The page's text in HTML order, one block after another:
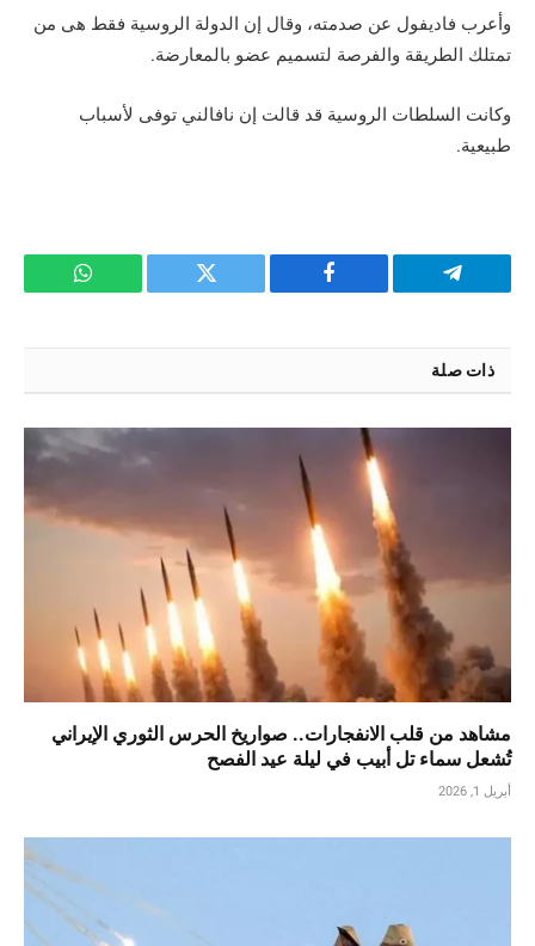
وأعرب فاديفول عن صدمته، وقال إن الدولة الروسية فقط هى من
تمتلك الطريقة والفرصة لتسميم عضو بالمعارضة.
وكانت السلطات الروسية قد قالت إن نافالني توفى لأسباب
طبيعية.
تيلقرام فيسبوك تويتر واتساب
ذات صلة
مشاهد من قلب الانفجارات.. صواريخ الحرس الثوري الإيراني
تُشعل سماء تل أبيب في ليلة عيد الفصح
أبريل 1, 2026